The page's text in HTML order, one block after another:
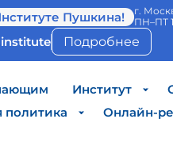
Пушкина!
г.
ПН–ПТ
Подробнее
Институт
Онлайн-